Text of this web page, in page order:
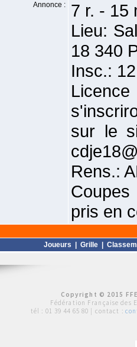
Annonce :
7 r. - 15
Lieu:
18 340
Insc.:
sur le
Rens.:
pris en
Joueurs Grille|
Copyright © 2015
Fédération Française des
tél : 01 39 44 65 80 | contact :